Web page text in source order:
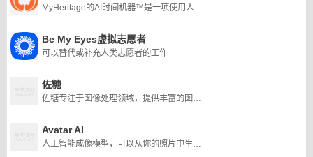
MyHeritage的AI时间机器™是一项使用人工智能创建超逼真的人工智能化身的功能，就像他或她可能在历史的不同时刻看到的那样。
Be My Eyes虚拟志愿者
可以替代或补充人类志愿者的工作
佐糖
佐糖专注于图像处理领域，提供丰富的图像处理工具，将复杂操作极致简化，真正实现让图像处理更简单。
Avatar AI
人工智能成像模型，可以从你的照片中生成逼真的4K头像。它将方形头像扩展为2:3的4K全尺寸AI照片，并可以将其动画化为带有文本转语音或您自己的声音的AI视频。